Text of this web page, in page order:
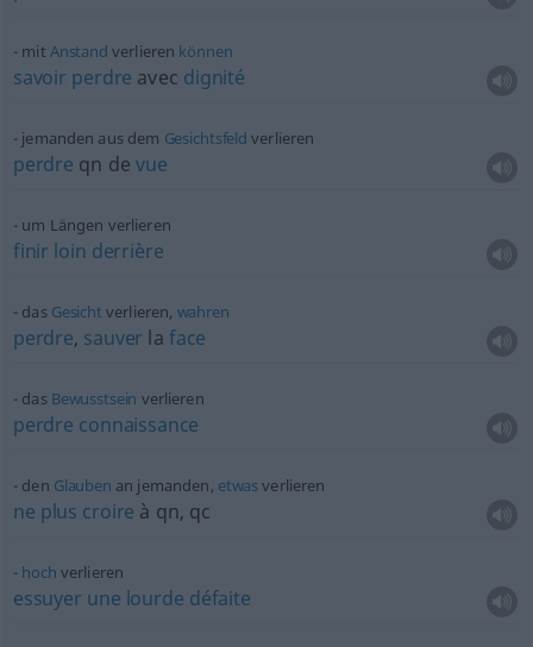
mit Anstand verlieren können
savoir perdre avec dignité
jemanden aus dem Gesichtsfeld verlieren
perdre qn de vue
um Längen verlieren
finir loin derrière
das Gesicht verlieren, wahren
perdre, sauver la face
das Bewusstsein verlieren
perdre connaissance
den Glauben an jemanden, etwasverlieren
ne plus croire à qn, qc
hoch verlieren
essuyer une lourde défaite